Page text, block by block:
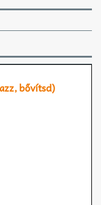
bővítsd)